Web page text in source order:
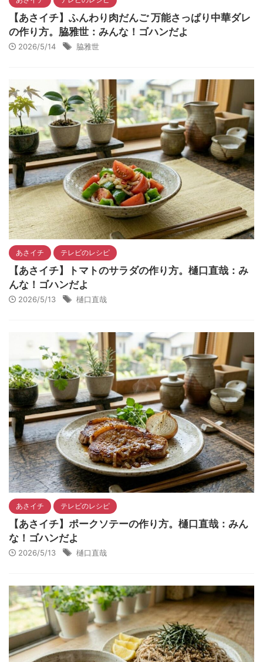
【あさイチ】ふんわり肉だんご 万能さっぱり中華ダレ
の作り方。脇雅世：みんな！ゴハンだよ
2026/5/14 脇雅世
あさイチ テレビのレシピ
【あさイチ】トマトのサラダの作り方。樋口直哉：み
んな！ゴハンだよ
2026/5/13 樋口直哉
あさイチ テレビのレシピ
【あさイチ】ポークソテーの作り方。樋口直哉：みん
な！ゴハンだよ
2026/5/13 樋口直哉